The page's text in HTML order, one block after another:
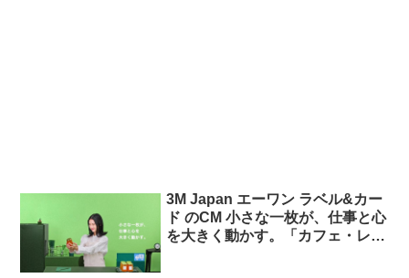
3M Japan エーワン ラベル&カー
ド のCM 小さな一枚が、仕事と心
を大きく動かす。「カフェ・レス